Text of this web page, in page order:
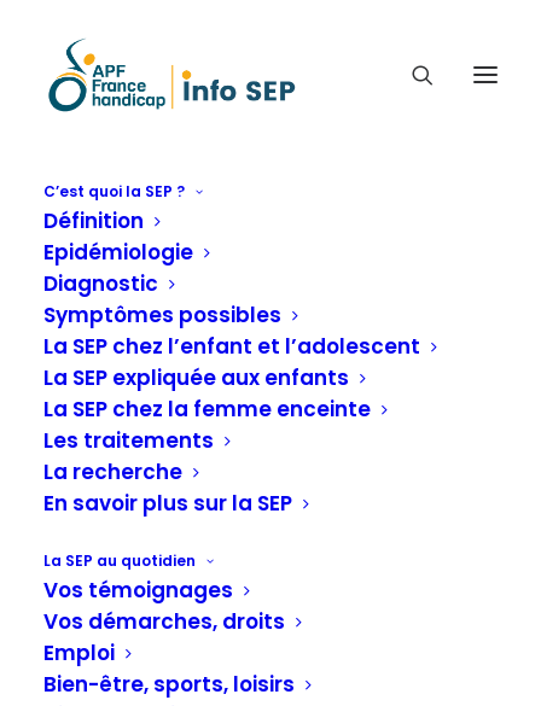
C’est quoi la SEP ?
Définition
Epidémiologie
Diagnostic
Symptômes possibles
La SEP chez l’enfant et l’adolescent
La SEP expliquée aux enfants
La SEP chez la femme enceinte
Les traitements
La recherche
En savoir plus sur la SEP
La SEP au quotidien
Vos témoignages
Vos démarches, droits
Emploi
Bien-être, sports, loisirs
J'AI DIT MON EMPLOYEUR
QUE J'AVAIS UNE SCLÉROSE
EN PLAQUES, DETCHEN
TÉMOIGNE (47 ANS)
J'ai dit mon employeur que j'avais une sclérose
en plaques
Vie professionnelle
J'ai dit mon employeur que j'avais une
sclérose en plaques
J’ai dit mon employeur que j’avais une
sclérose en plaques, Detchen témoigne (47 ans)